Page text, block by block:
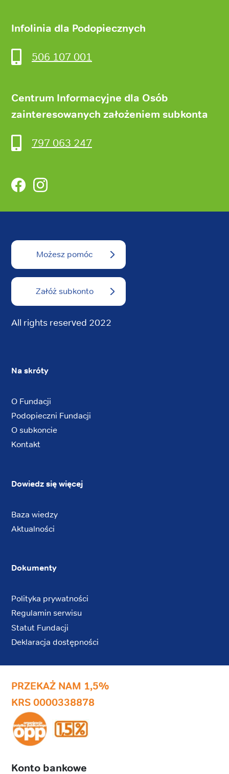
Infolinia dla Podopiecznych
506 107 001
Centrum Informacyjne dla Osób
zainteresowanych założeniem subkonta
797 063 247
FacebookInstagram
Możesz pomóc
Załóż subkonto
All rights reserved 2022
Na skróty
O Fundacji
Podopieczni Fundacji
O subkoncie
Kontakt
Dowiedz się więcej
Baza wiedzy
Aktualności
Dokumenty
Polityka prywatności
Regulamin serwisu
Statut Fundacji
Deklaracja dostępności
PRZEKAŻ NAM 1,5%
KRS 0000338878
Konto bankowe